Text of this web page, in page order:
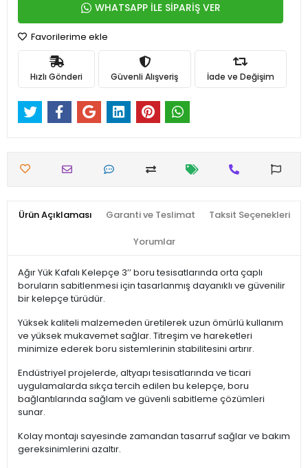
WHATSAPP İLE SİPARİŞ VER
Favorilerime ekle
Hızlı Gönderi Güvenli Alışveriş İade ve Değişim
Ürün Açıklaması Garanti ve Teslimat Taksit Seçenekleri
Yorumlar
Ağır Yük Kafalı Kelepçe 3’’ boru tesisatlarında orta çaplı
boruların sabitlenmesi için tasarlanmış dayanıklı ve güvenilir
bir kelepçe türüdür.
Yüksek kaliteli malzemeden üretilerek uzun ömürlü kullanım
ve yüksek mukavemet sağlar. Titreşim ve hareketleri
minimize ederek boru sistemlerinin stabilitesini artırır.
Endüstriyel projelerde, altyapı tesisatlarında ve ticari
uygulamalarda sıkça tercih edilen bu kelepçe, boru
bağlantılarında sağlam ve güvenli sabitleme çözümleri
sunar.
Kolay montajı sayesinde zamandan tasarruf sağlar ve bakım
gereksinimlerini azaltır.